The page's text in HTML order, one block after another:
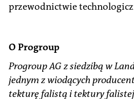
przewodnictwie
O Progroup
Progroup AG z siedzibą w
jednym z wiodących
tekturę falistą i tektury